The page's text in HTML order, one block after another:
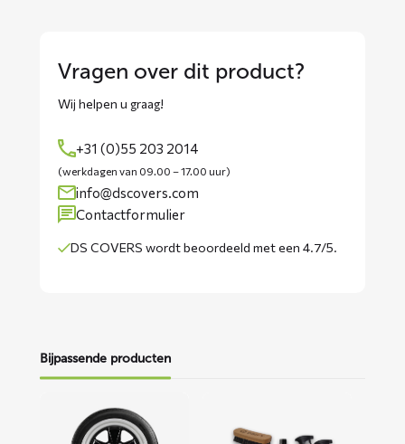
Vragen over dit product?
Wij helpen u graag!
+31 (0)55 203 2014
(werkdagen van 09.00 – 17.00 uur)
info@dscovers.com
Contactformulier
DS COVERS wordtbeoordeeld met een 4.7/5.
Bijpassende producten